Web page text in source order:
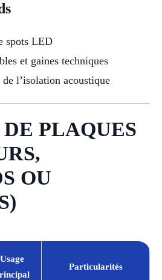
spots LED
et gaines techniques
l’isolation acoustique
PLAQUES
OU
Usage
Particularités